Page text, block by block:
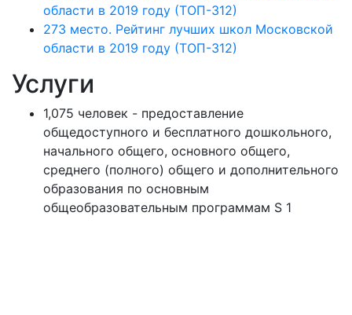
области в 2019 году (ТОП-312)
273 место. Рейтинг лучших школ Московской
области в 2019 году (ТОП-312)
Услуги
1,075 человек - предоставление
общедоступного и бесплатного дошкольного,
начального общего, основного общего,
среднего (полного) общего и дополнительного
образования по основным
общеобразовательным программам S 1